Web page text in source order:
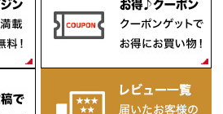
ジト
ップ
へ